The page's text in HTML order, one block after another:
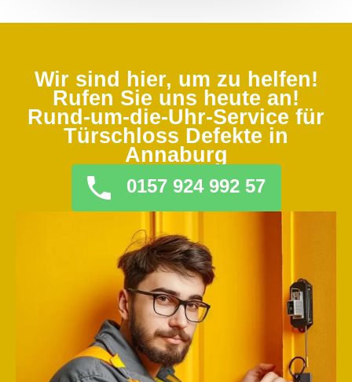
Wir sind hier, um zu helfen!
Rufen Sie uns heute an!
Rund-um-die-Uhr-Service für
Türschloss Defekte in
Annaburg
0157 924 992 57